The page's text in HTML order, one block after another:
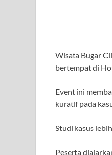
Wisata Bugar
bertempat di
Event ini
kuratif pada
Studi kasus
Peserta